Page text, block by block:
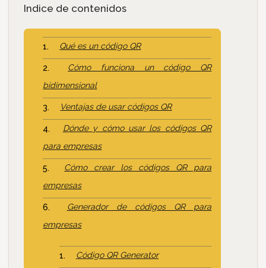
Indice de contenidos
Qué es un código QR
Cómo funciona un código QR
bidimensional
Ventajas de usar códigos QR
Dónde y cómo usar los códigos QR
para empresas
Cómo crear los códigos QR para
empresas
Generador de códigos QR para
empresas
Código QR Generator